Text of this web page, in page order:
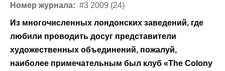
Номер журнала: #3 2009 (24)
Из многочисленных лондонских заведений, где
любили проводить досуг представители
художественных объединений, пожалуй,
наиболее примечательным был клуб «The Colony